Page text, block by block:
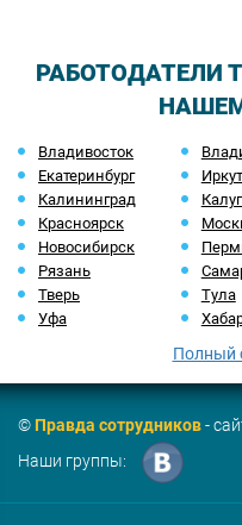
РАБОТОДАТЕЛИ
Владивосток
Екатеринбург
Калининград
Красноярск
Новосибирск
Рязань
Тверь
Тула
Уфа
Полный
©Правда сотрудников-
Наши группы: